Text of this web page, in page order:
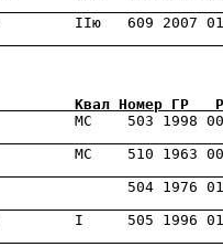
IIю   609
Квал
МС    503
МС    510